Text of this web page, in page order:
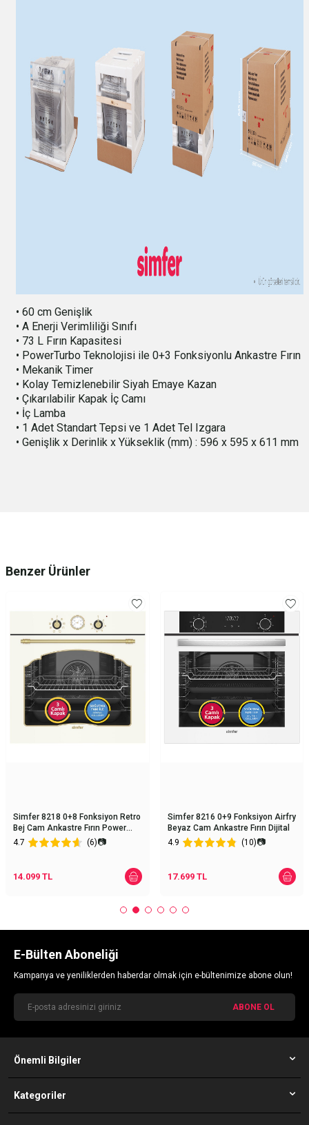
• 60 cm Genişlik
• A Enerji Verimliliği Sınıfı
• 73 L Fırın Kapasitesi
• PowerTurbo Teknolojisi ile 0+3 Fonksiyonlu Ankastre Fırın
• Mekanik Timer
• Kolay Temizlenebilir Siyah Emaye Kazan
• Çıkarılabilir Kapak İç Camı
• İç Lamba
• 1 Adet Standart Tepsi ve 1 Adet Tel Izgara
• Genişlik x Derinlik x Yükseklik (mm) : 596 x 595 x 611 mm
Benzer Ürünler
Simfer 8218 0+8 Fonksiyon Retro
Bej Cam Ankastre Fırın Power
Turbo
4.7 (6)📷
14.099 TL
Simfer 8216 0+9 Fonksiyon Airfry
Beyaz Cam Ankastre Fırın Dijital
4.9
(10)📷
17.699TL
E-Bülten Aboneliği
Kampanya ve yeniliklerden haberdar olmak için e-bültenimize abone olun!
ABONE OL
Önemli Bilgiler
Kategoriler